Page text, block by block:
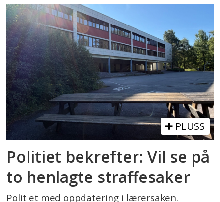
PLUSS
Politiet bekrefter: Vil se på
to henlagte straffesaker
Politiet med oppdatering i lærersaken.